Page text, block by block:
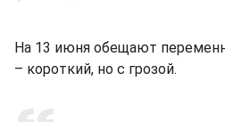
На 13 июня обещают
– короткий, но с грозой.